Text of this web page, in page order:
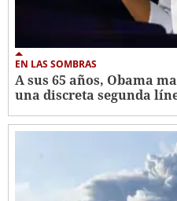
EN LAS SOMBRAS
A sus 65 años, Obama
una discreta segunda